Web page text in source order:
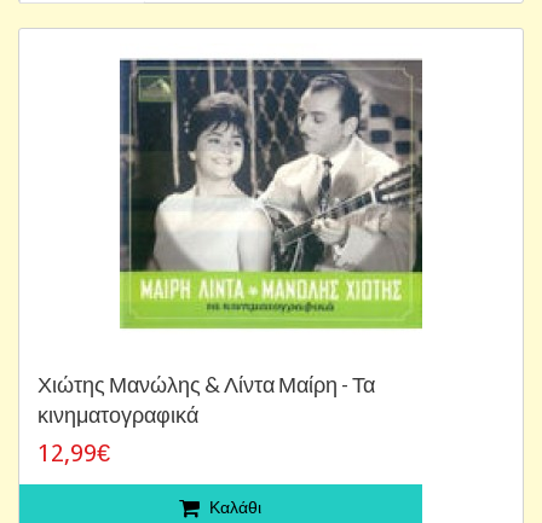
Χιώτης Μανώλης & Λίντα Μαίρη - Τα
κινηματογραφικά
12,99€
Καλάθι